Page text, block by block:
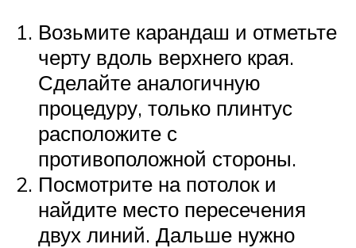
Возьмите карандаш и отметьте
черту вдоль верхнего края.
Сделайте аналогичную
процедуру, только плинтус
расположите с
противоположной стороны.
Посмотрите на потолок и
найдите место пересечения
двух линий. Дальше нужно